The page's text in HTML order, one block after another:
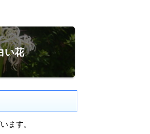
い花
ます。